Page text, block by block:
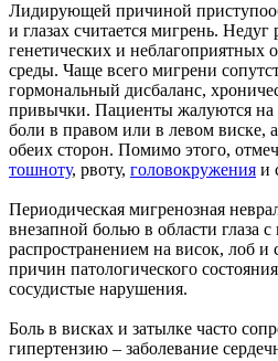
Лидирующей причиной
и глазах считается мигрень. Недуг
генетических и
среды. Чаще всего мигрени
гормональный дисбаланс,
привычки. Пациенты жалуются на
боли в правом или в левом виске,
обеих сторон. Помимо этого,
тошноту, рвоту, головокружения и
Периодическая мигренозная
внезапной болью в области глаза
распространением на висок, лоб
причин патологического
сосудистые нарушения.
Боль в висках и затылке часто
гипертензию – заболевание